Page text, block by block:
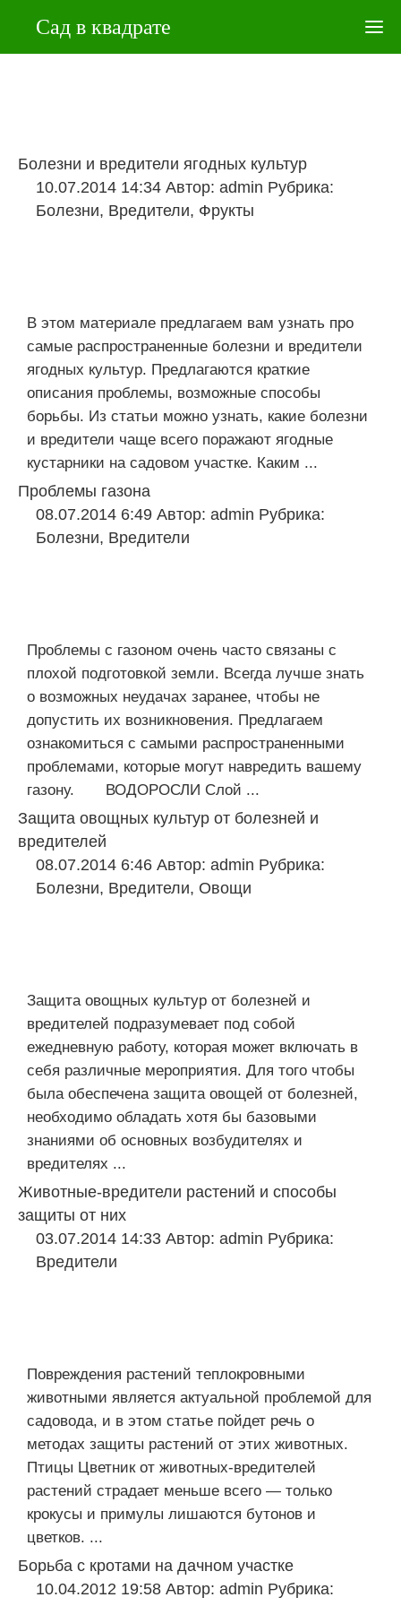
Болезни и вредители ягодных культур
10.07.2014 14:34 Автор: admin Рубрика:
Болезни, Вредители, Фрукты
В этом материале предлагаем вам узнать про
самые распространенные болезни и вредители
ягодных культур. Предлагаются краткие
описания проблемы, возможные способы
борьбы. Из статьи можно узнать, какие болезни
и вредители чаще всего поражают ягодные
кустарники на садовом участке. Каким ...
Проблемы газона
08.07.2014 6:49 Автор: admin Рубрика:
Болезни, Вредители
Проблемы с газоном очень часто связаны с
плохой подготовкой земли. Всегда лучше знать
о возможных неудачах заранее, чтобы не
допустить их возникновения. Предлагаем
ознакомиться с самыми распространенными
проблемами, которые могут навредить вашему
газону. ВОДОРОСЛИ Слой ...
Защита овощных культур от болезней и
вредителей
08.07.2014 6:46 Автор: admin Рубрика:
Болезни, Вредители, Овощи
Защита овощных культур от болезней и
вредителей подразумевает под собой
ежедневную работу, которая может включать в
себя различные мероприятия. Для того чтобы
была обеспечена защита овощей от болезней,
необходимо обладать хотя бы базовыми
знаниями об основных возбудителях и
вредителях ...
Животные-вредители растений и способы
защиты от них
03.07.2014 14:33 Автор: admin Рубрика:
Вредители
Повреждения растений теплокровными
животными является актуальной проблемой для
садовода, и в этом статье пойдет речь о
методах защиты растений от этих животных.
Птицы Цветник от животных-вредителей
растений страдает меньше всего — только
крокусы и примулы лишаются бутонов и
цветков. ...
Борьба с кротами на дачном участке
10.04.2012 19:58 Автор: admin Рубрика:
Сад в квадрате